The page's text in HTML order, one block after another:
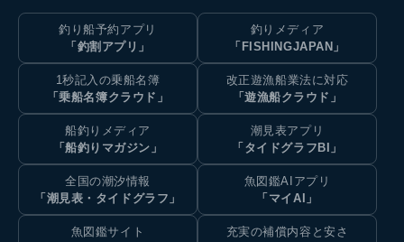
釣り船予約アプリ
「釣割アプリ」
釣りメディア
「FISHINGJAPAN」
1秒記入の乗船名簿
「乗船名簿クラウド」
改正遊漁船業法に対応
「遊漁船クラウド」
船釣りメディア
「船釣りマガジン」
潮見表アプリ
「タイドグラフBI」
全国の潮汐情報
「潮見表・タイドグラフ」
魚図鑑AIアプリ
「マイAI」
魚図鑑サイト
充実の補償内容と安さ